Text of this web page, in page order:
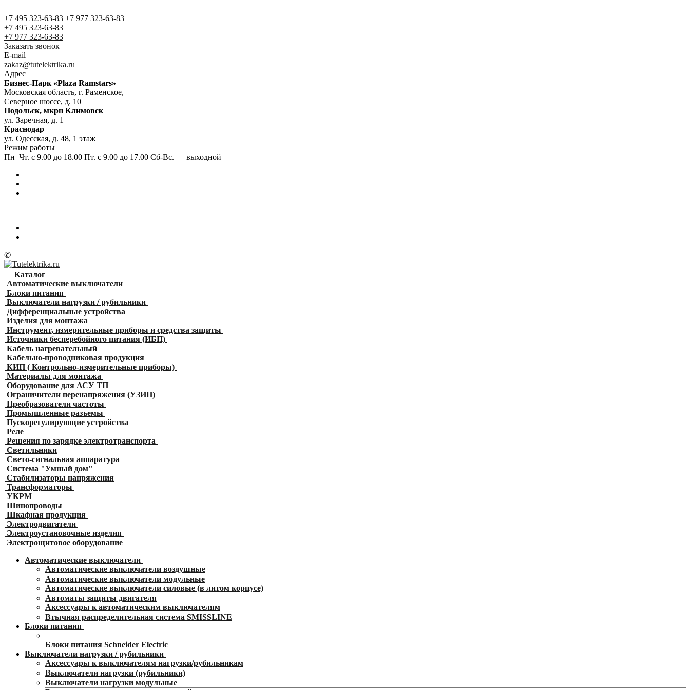
+7 495 323-63-83 +7 977 323-63-83
+7 495 323-63-83
+7 977 323-63-83
Заказать звонок
E-mail
zakaz@tutelektrika.ru
Адрес
Бизнес-Парк «Plaza Ramstars»
Московская область, г. Раменское,
Северное шоссе, д. 10
Подольск, мкрн Климовск
ул. Заречная, д. 1
Краснодар
ул. Одесская, д. 48, 1 этаж
Режим работы
Пн–Чт. с 9.00 до 18.00 Пт. с 9.00 до 17.00 Сб-Вс. — выходной
✆
Каталог
Автоматические выключатели
Блоки питания
Выключатели нагрузки / рубильники
Дифференциальные устройства
Изделия для монтажа
Инструмент, измерительные приборы и средства защиты
Источники бесперебойного питания (ИБП)
Кабель нагревательный
Кабельно-проводниковая продукция
КИП ( Контрольно-измерительные приборы)
Материалы для монтажа
Оборудование для АСУ ТП
Ограничители перенапряжения (УЗИП)
Преобразователи частоты
Промышленные разъемы
Пускорегулирующие устройства
Реле
Решения по зарядке электротранспорта
Светильники
Свето-сигнальная аппаратура
Система "Умный дом"
Стабилизаторы напряжения
Трансформаторы
УКРМ
Шинопроводы
Шкафная продукция
Электродвигатели
Электроустановочные изделия
Электрощитовое оборудование
Автоматические выключатели
Автоматические выключатели воздушные
Автоматические выключатели модульные
Автоматические выключатели силовые (в литом корпусе)
Автоматы защиты двигателя
Аксессуары к автоматическим выключателям
Втычная распределительная система SMISSLINE
Блоки питания
Блоки питания Schneider Electric
Выключатели нагрузки / рубильники
Аксессуары к выключателям нагрузки/рубильникам
Выключатели нагрузки (рубильники)
Выключатели нагрузки модульные